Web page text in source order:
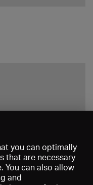
you can optimally
that are necessary
You can also allow
and